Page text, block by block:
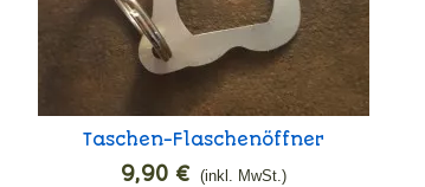
In den Warenkorb
Taschen-Flaschenöffner
Maneki Neko
9,90 € (inkl. MwSt.)